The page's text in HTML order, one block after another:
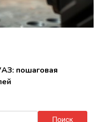
пошаговая
Найти: